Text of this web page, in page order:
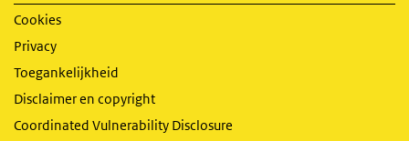
Cookies
Privacy
Toegankelijkheid
Disclaimer en copyright
Coordinated Vulnerability Disclosure